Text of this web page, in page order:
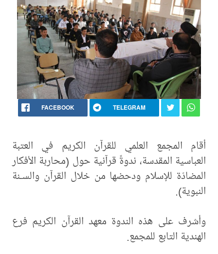
FACEBOOK TELEGRAM
أقام المجمع العلمي للقرآن الكريم في العتبة
العباسية المقدسة، ندوةً قرآنية حول (محاربة الأفكار
المضادّة للإسلام ودحضها من خلال القرآن والسـنة
النبوية).
وأشرف على هذه الندوة معهد القرآن الكريم فرع
الهندية التابع للمجمع.